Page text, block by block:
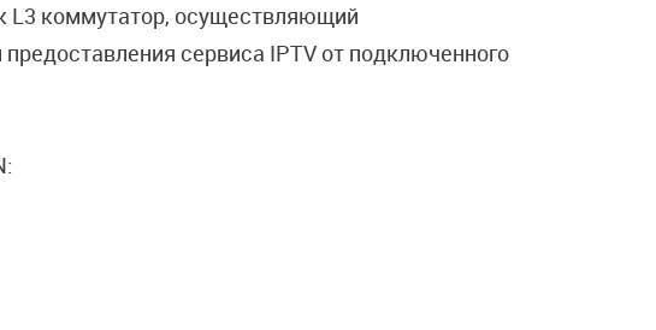
L3 коммутатор, осуществляющий
сервиса IPTV от подключенного